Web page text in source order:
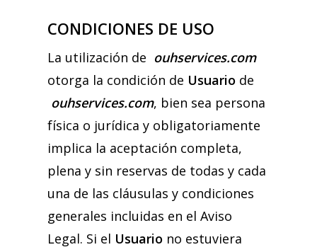
CONDICIONES DE USO
La utilización de ouhservices.com
otorga la condición de Usuario de
ouhservices.com, bien sea persona
física o jurídica y obligatoriamente
implica la aceptación completa,
plena y sin reservas de todas y cada
una de las cláusulas y condiciones
generales incluidas en el Aviso
Legal. Si el Usuario no estuviera